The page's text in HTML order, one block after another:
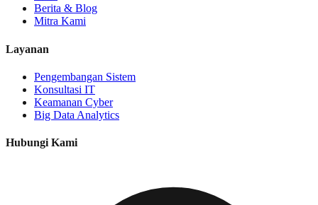
Berita & Blog
Mitra Kami
Layanan
Pengembangan Sistem
Konsultasi IT
Keamanan Cyber
Big Data Analytics
Hubungi Kami